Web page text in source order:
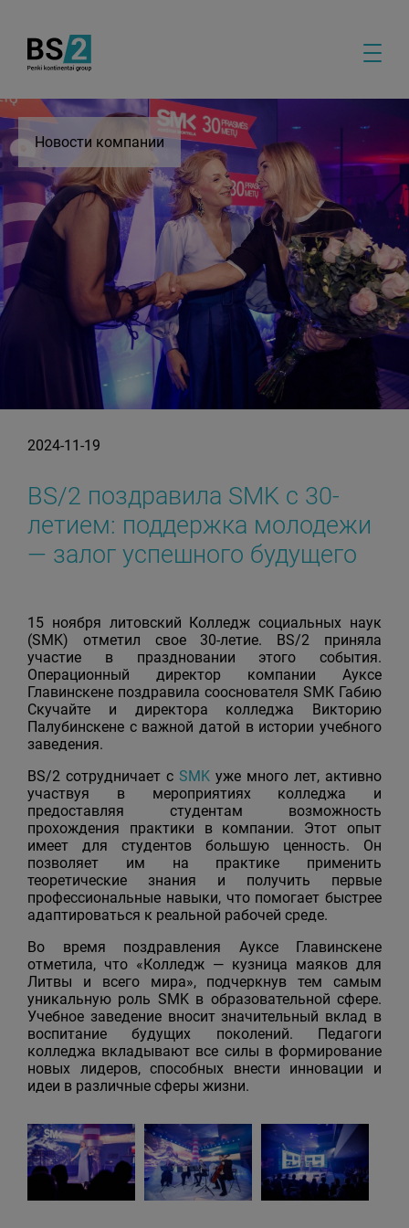
Новости компании
2024-11-19
BS/2 поздравила SMK с 30-
летием: поддержка молодежи
— залог успешного будущего
15 ноября литовский Колледж социальных наук
(SMK) отметил свое 30-летие. BS/2 приняла
участие в праздновании этого события.
Операционный директор компании Ауксe
Главинскене поздравила сооснователя SMK Габию
Скучайте и директора колледжа Викторию
Палубинскене с важной датой в истории учебного
заведения.
BS/2 сотрудничает с SMK уже много лет, активно
участвуя в мероприятиях колледжа и
предоставляя студентам возможность
прохождения практики в компании. Этот опыт
имеет для студентов большую ценность. Он
позволяет им на практике применить
теоретические знания и получить первые
профессиональные навыки, что помогает быстрее
адаптироваться к реальной рабочей среде.
Во время поздравления Ауксe Главинскене
отметила, что «Колледж — кузница маяков для
Литвы и всего мира», подчеркнув тем самым
уникальную роль SMK в образовательной сфере.
Учебное заведение вносит значительный вклад в
воспитание будущих поколений. Педагоги
колледжа вкладывают все силы в формирование
новых лидеров, способных внести инновации и
идеи в различные сферы жизни.